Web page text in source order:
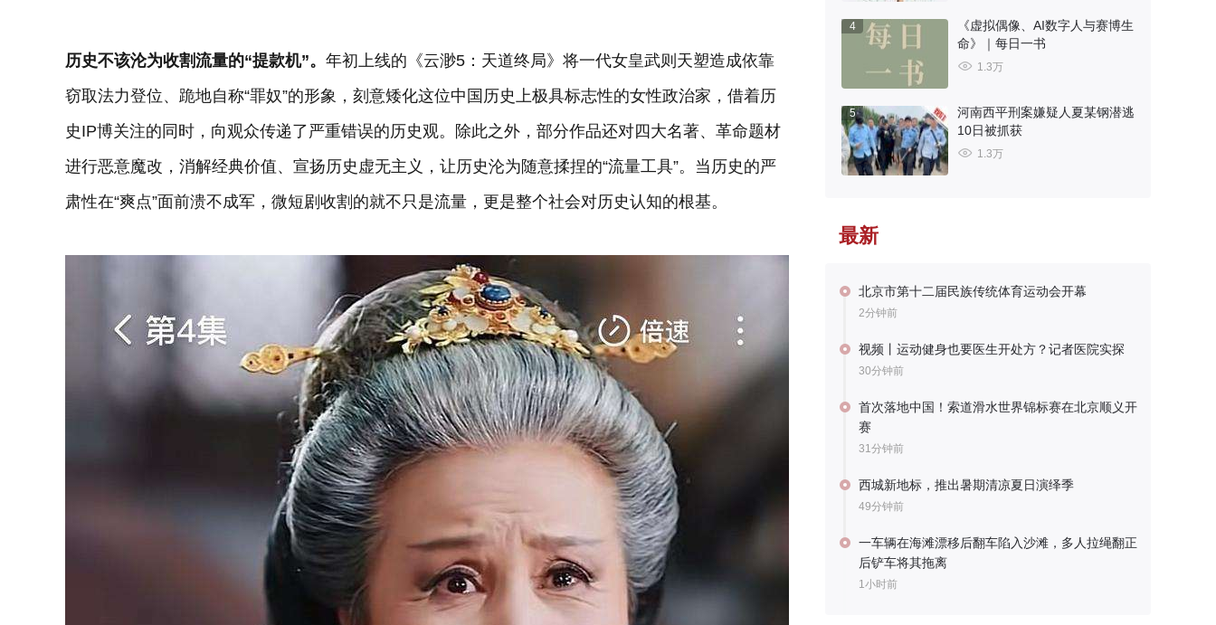
历史不该沦为收割流量的“提款机”。 年初上线的《云渺5：天道终局》将一代女皇武则天塑造成依靠
窃取法力登位、跪地自称“罪奴”的形象，刻意矮化这位中国历史上极具标志性的女性政治家，借着历
史IP博关注的同时，向观众传递了严重错误的历史观。除此之外，部分作品还对四大名著、革命题材
进行恶意魔改，消解经典价值、宣扬历史虚无主义，让历史沦为随意揉捏的“流量工具”。当历史的严
肃性在“爽点”面前溃不成军，微短剧收割的就不只是流量，更是整个社会对历史认知的根基。
4
《虚拟偶像、AI数字人与赛博生
命》｜每日一书
1.3万
5
河南西平刑案嫌疑人夏某钢潜逃
10日被抓获
1.3万
最新
北京市第十二届民族传统体育运动会开幕
2分钟前
视频丨运动健身也要医生开处方？记者医院实探
30分钟前
首次落地中国！索道滑水世界锦标赛在北京顺义开
赛
31分钟前
西城新地标，推出暑期清凉夏日演绎季
49分钟前
一车辆在海滩漂移后翻车陷入沙滩，多人拉绳翻正
后铲车将其拖离
1小时前